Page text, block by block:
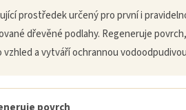
prostředek určený pro první i
dřevěné podlahy. Regeneruje
vzhled a vytváří ochrannou